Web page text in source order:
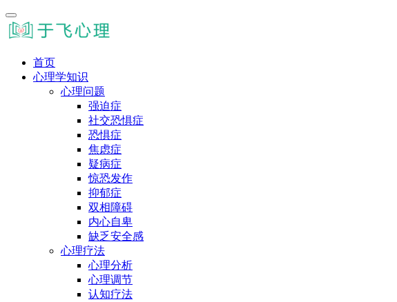
首页
心理学知识
心理问题
强迫症
社交恐惧症
恐惧症
焦虑症
疑病症
惊恐发作
抑郁症
双相障碍
内心自卑
缺乏安全感
心理疗法
心理分析
心理调节
认知疗法